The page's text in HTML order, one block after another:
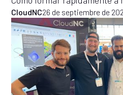
CloudNC26 de septiembre de